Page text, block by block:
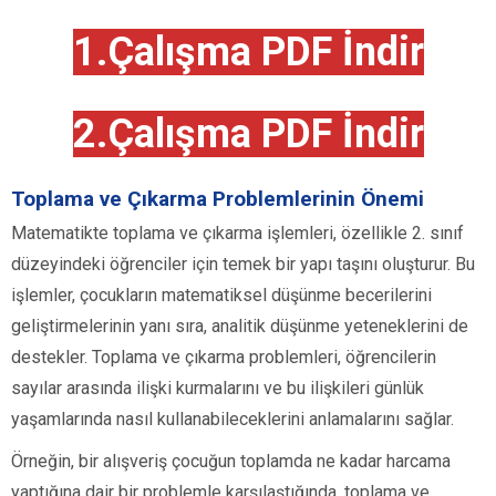
1.Çalışma PDF İndir
2.Çalışma PDF İndir
Toplama ve Çıkarma Problemlerinin Önemi
Matematikte toplama ve çıkarma işlemleri, özellikle 2. sınıf
düzeyindeki öğrenciler için temek bir yapı taşını oluşturur. Bu
işlemler, çocukların matematiksel düşünme becerilerini
geliştirmelerinin yanı sıra, analitik düşünme yeteneklerini de
destekler. Toplama ve çıkarma problemleri, öğrencilerin
sayılar arasında ilişki kurmalarını ve bu ilişkileri günlük
yaşamlarında nasıl kullanabileceklerini anlamalarını sağlar.
Örneğin, bir alışveriş çocuğun toplamda ne kadar harcama